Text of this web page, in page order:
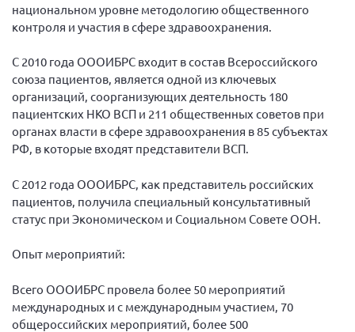
национальном уровне методологию общественного
контроля и участия в сфере здравоохранения.
С 2010 года ОООИБРС входит в состав Всероссийского
союза пациентов, является одной из ключевых
организаций, соорганизующих деятельность 180
пациентских НКО ВСП и 211 общественных советов при
органах власти в сфере здравоохранения в 85 субъектах
РФ, в которые входят представители ВСП.
С 2012 года ОООИБРС, как представитель российских
пациентов, получила специальный консультативный
статус при Экономическом и Социальном Совете ООН.
Опыт мероприятий:
Всего ОООИБРС провела более 50 мероприятий
международных и с международным участием, 70
общероссийских мероприятий, более 500